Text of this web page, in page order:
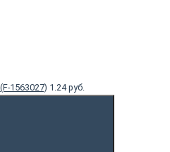
1563027) 1.24 руб.